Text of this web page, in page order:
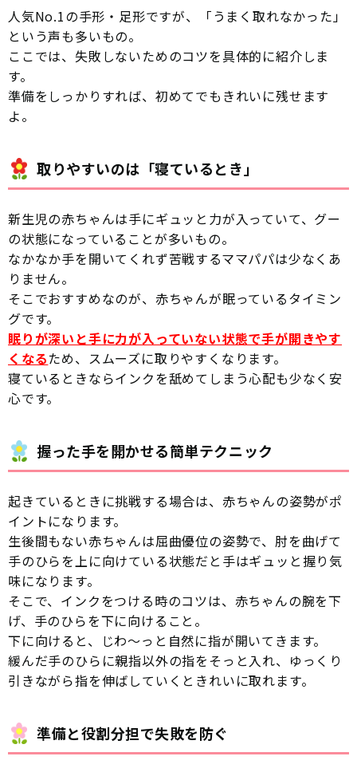
人気No.1の手形・足形ですが、「うまく取れなかった」
という声も多いもの。
ここでは、失敗しないためのコツを具体的に紹介しま
す。
準備をしっかりすれば、初めてでもきれいに残せます
よ。
取りやすいのは「寝ているとき」
新生児の赤ちゃんは手にギュッと力が入っていて、グー
の状態になっていることが多いもの。
なかなか手を開いてくれず苦戦するママパパは少なくあ
りません。
そこでおすすめなのが、赤ちゃんが眠っているタイミン
グです。
眠りが深いと手に力が入っていない状態で手が開きやす
くなるため、スムーズに取りやすくなります。
寝ているときならインクを舐めてしまう心配も少なく安
心です。
握った手を開かせる簡単テクニック
起きているときに挑戦する場合は、赤ちゃんの姿勢がポ
イントになります。
生後間もない赤ちゃんは屈曲優位の姿勢で、肘を曲げて
手のひらを上に向けている状態だと手はギュッと握り気
味になります。
そこで、インクをつける時のコツは、赤ちゃんの腕を下
げ、手のひらを下に向けること。
下に向けると、じわ〜っと自然に指が開いてきます。
緩んだ手のひらに親指以外の指をそっと入れ、ゆっくり
引きながら指を伸ばしていくときれいに取れます。
準備と役割分担で失敗を防ぐ